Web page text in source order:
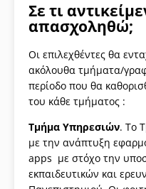
Σε τι
απασχοληθώ;
Οι επιλεχθέντες θα
ακόλουθα τμήματα/
περίοδο που θα
του κάθε τμήματος :
Τμήμα Υπηρεσιών. Το
με την ανάπτυξη
apps με στόχο την
εκπαιδευτικών και